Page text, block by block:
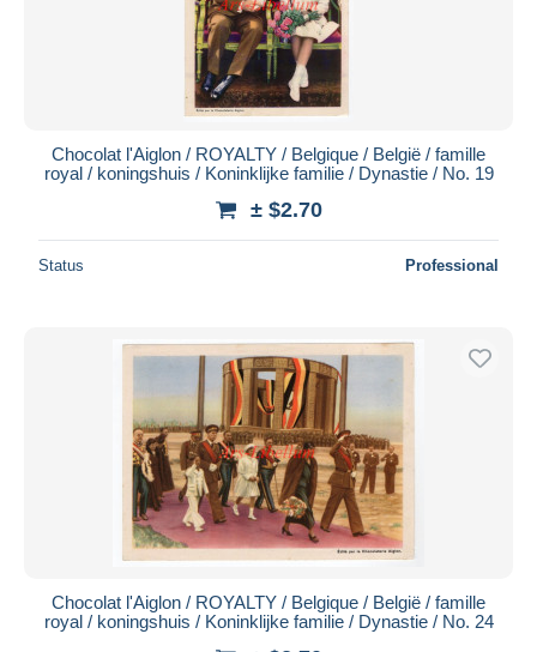
Chocolat l'Aiglon / ROYALTY / Belgique / België / famille
royal / koningshuis / Koninklijke familie / Dynastie / No. 19
± $2.70
Status Professional
Chocolat l'Aiglon / ROYALTY / Belgique / België / famille
royal / koningshuis / Koninklijke familie / Dynastie / No. 24